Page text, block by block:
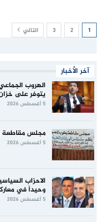
1
2
3 التالي
آخر الأخبار
الهروب
يتوفر على
5 أغسطس 2026
مجلس مقاطعة
5 أغسطس 2026
الاحزاب
وحيداً في
5 أغسطس 2026